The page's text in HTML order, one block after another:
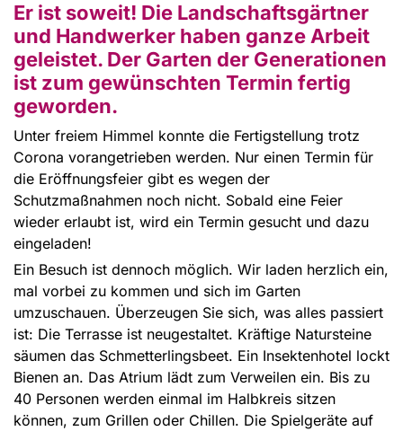
Er ist soweit! Die Landschaftsgärtner
und Handwerker haben ganze Arbeit
geleistet. Der Garten der Generationen
ist zum gewünschten Termin fertig
geworden.
Unter freiem Himmel konnte die Fertigstellung trotz
Corona vorangetrieben werden. Nur einen Termin für
die Eröffnungsfeier gibt es wegen der
Schutzmaßnahmen noch nicht. Sobald eine Feier
wieder erlaubt ist, wird ein Termin gesucht und dazu
eingeladen!
Ein Besuch ist dennoch möglich. Wir laden herzlich ein,
mal vorbei zu kommen und sich im Garten
umzuschauen. Überzeugen Sie sich, was alles passiert
ist: Die Terrasse ist neugestaltet. Kräftige Natursteine
säumen das Schmetterlingsbeet. Ein Insektenhotel lockt
Bienen an. Das Atrium lädt zum Verweilen ein. Bis zu
40 Personen werden einmal im Halbkreis sitzen
können, zum Grillen oder Chillen. Die Spielgeräte auf